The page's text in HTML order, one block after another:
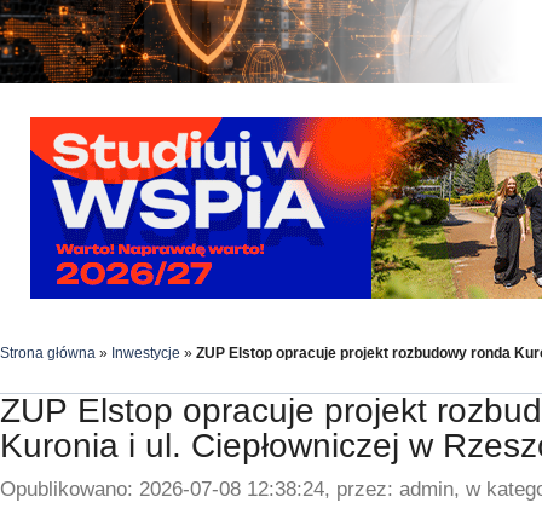
Strona główna » Inwestycje » ZUP Elstop opracuje projekt rozbudowy ronda
ZUP Elstop opracuje projekt
Kuronia i ul. Ciepłowniczej w
Opublikowano: 2026-07-08 12:38:24, przez: admin, w